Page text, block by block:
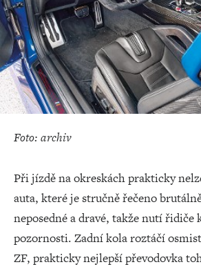
Foto: archiv
Při jízdě na okreskách prakticky
auta, které je stručně řečeno
neposedné a dravé, takže nutí řidiče
pozornosti. Zadní kola roztáčí
ZF, prakticky nejlepší převodovka